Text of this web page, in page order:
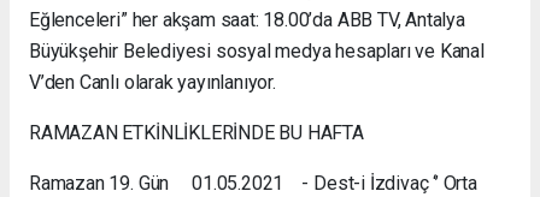
Eğlenceleri” her akşam saat: 18.00’da ABB TV, Antalya
Büyükşehir Belediyesi sosyal medya hesapları ve Kanal
V’den Canlı olarak yayınlanıyor.
RAMAZAN ETKİNLİKLERİNDE BU HAFTA
Ramazan 19. Gün 01.05.2021 - Dest-i İzdivaç ‘’ Orta